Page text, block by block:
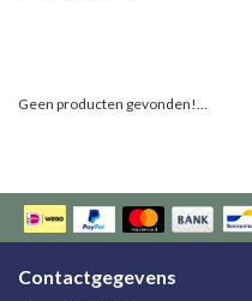
Geen producten gevonden!...
Contactgegevens